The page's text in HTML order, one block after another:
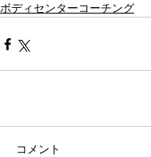
ボディセンターコーチング
コメント